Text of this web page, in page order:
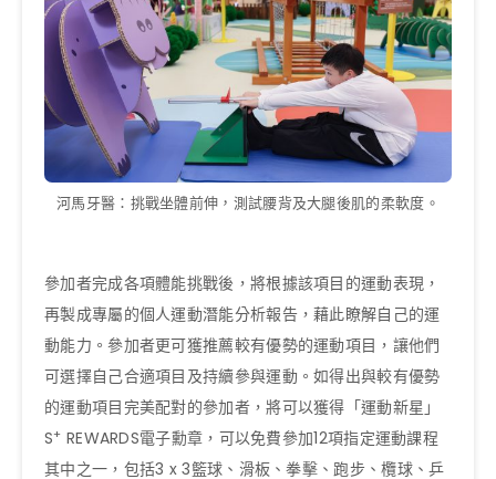
河馬牙醫：挑戰坐體前伸，測試腰背及大腿後肌的柔軟度。
參加者完成各項體能挑戰後，將根據該項目的運動表現，
再製成專屬的個人運動潛能分析報告，藉此瞭解自己的運
動能力。參加者更可獲推薦較有優勢的運動項目，讓他們
可選擇自己合適項目及持續參與運動。如得出與較有優勢
的運動項目完美配對的參加者，將可以獲得「運動新星」
S+ REWARDS電子勳章，可以免費參加12項指定運動課程
其中之一，包括3 x 3籃球、滑板、拳擊、跑步、欖球、乒